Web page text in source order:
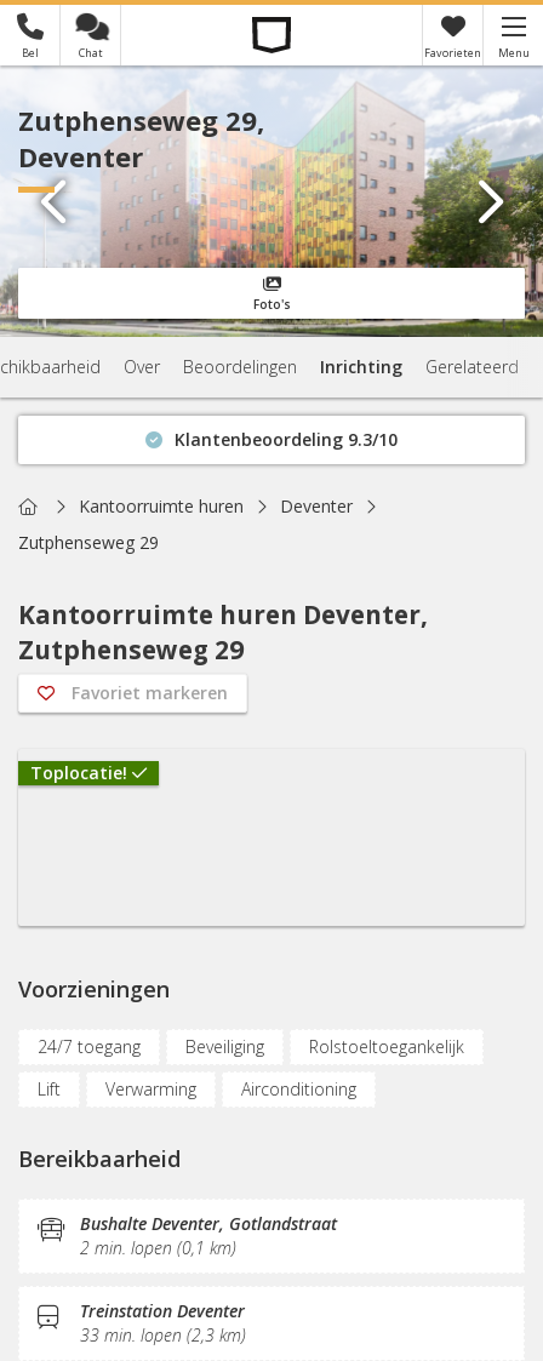
Bel Chat Favorieten Menu
Je hebt nog geen favorieten ×
Zutphenseweg 29,
Deventer
Foto's
Over Beoordelingen Inrichting Gerelateerd
Klantenbeoordeling 9.3/10
Actuele beschikbaarheid
HomeKantoorruimte huren
Deventer
Zutphenseweg 29
Kantoorruimte huren Deventer,
Zutphenseweg 29
Favoriet markeren
Toplocatie!
Voorzieningen
24/7 toegang Beveiliging
Rolstoeltoegankelijk
Lift
Verwarming
Airconditioning
Vergaderplekken
Internetmogelijkheden
Printservice
KVK-inschrijving
Sociaal hart
Pantry
Receptie
Bereikbaarheid
Bushalte Deventer, Gotlandstraat
2 min. lopen (0,1 km)
Treinstation Deventer
33 min. lopen (2,3 km)